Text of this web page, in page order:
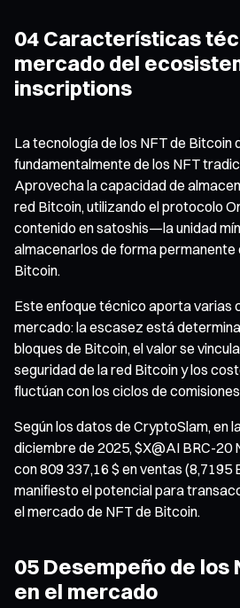
04 Características
mercado del
inscriptions
La tecnología de los NFT de Bitcoin
fundamentalmente de los NFT
Aprovecha la capacidad de
red Bitcoin, utilizando el protocolo
contenido en satoshis—la unidad
almacenarlos de forma permanente
Bitcoin.
Este enfoque técnico aporta
mercado: la escasez está
bloques de Bitcoin, el valor se
seguridad de la red Bitcoin y los
fluctúan con los ciclos de
Según los datos de CryptoSlam, en
diciembre de 2025, $X@AI BRC-20
con 809 337,16 $ en ventas (8,7195
manifiesto el potencial para
el mercado de NFT de Bitcoin.
05 Desempeño de los
en el mercado